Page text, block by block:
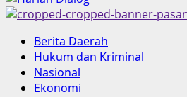
Primary
Menu
Berita Daerah
Hukum dan Kriminal
Nasional
Ekonomi